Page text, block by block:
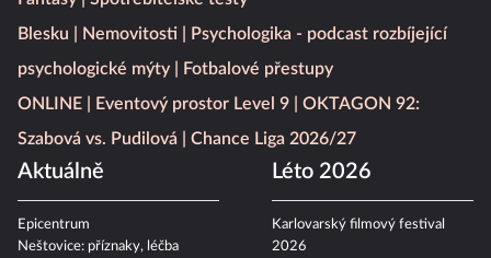
Blesku
Nemovitosti
Psychologika - podcast rozbíjející
psychologické mýty
Fotbalové přestupy
ONLINE
Eventový prostor Level 9
OKTAGON 92:
Szabová vs. Pudilová
Chance Liga 2026/27
Aktuálně
Epicentrum
Neštovice: příznaky, léčba
Léto 2026
Karlovarský filmový festival
2026